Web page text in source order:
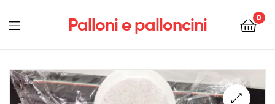
Palloni e palloncini 0
Menu